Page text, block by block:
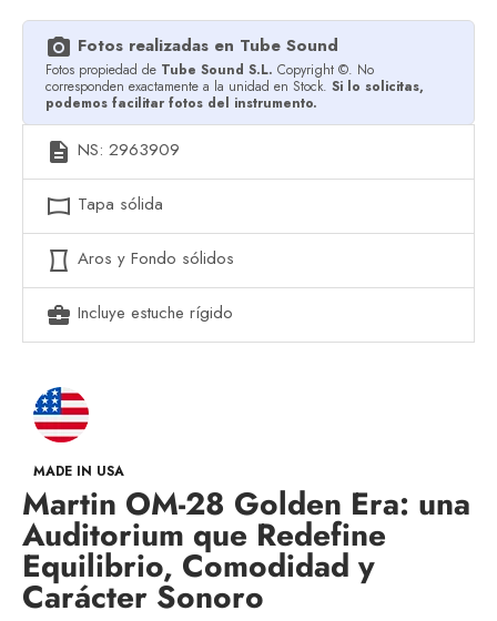
photo_camera Fotos realizadas en Tube Sound
Fotos propiedad de Tube Sound S.L. Copyright ©. No
corresponden exactamente a la unidad en Stock. Si lo solicitas,
podemos facilitar fotos del instrumento.
description NS: 2963909
panorama_horizontal Tapa sólida
panorama_vertical Aros y Fondo sólidos
business_center Incluye estuche rígido
MADE IN USA
Martin OM-28 Golden Era: una
Auditorium que Redefine
Equilibrio, Comodidad y
Carácter Sonoro